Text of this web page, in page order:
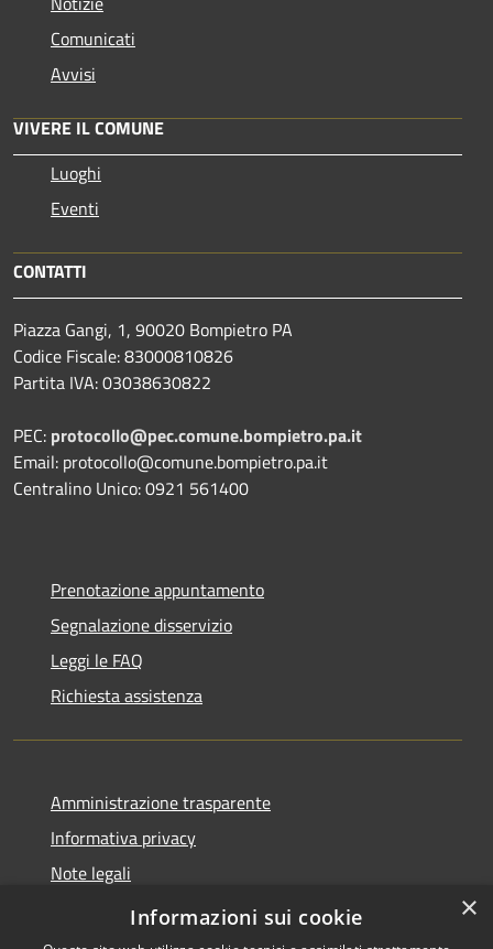
Comunicati
Avvisi
VIVERE IL COMUNE
Luoghi
Eventi
CONTATTI
Piazza Gangi, 1, 90020 Bompietro PA
Codice Fiscale: 83000810826
Partita IVA: 03038630822
PEC: protocollo@pec.comune.bompietro.pa.it
Email: protocollo@comune.bompietro.pa.it
Centralino Unico: 0921 561400
Prenotazione appuntamento
Segnalazione disservizio
Leggi le FAQ
Richiesta assistenza
Amministrazione trasparente
Informativa privacy
Note legali
Dichiarazione di accessibilità
×
Informazioni sui cookie